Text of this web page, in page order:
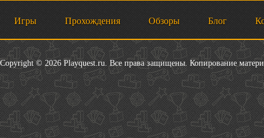
Игры Прохождения Обзоры Блог
Copyright © 2026 Playquest.ru. Все права защищены. Копирование